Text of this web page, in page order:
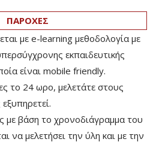
ΠΑΡΟΧΕΣ
με e-learning μεθοδολογία με
εκπαιδευτικής
είναι mobile friendly.
το 24 ωρο, μελετάτε στους
με βάση το χρονοδιάγραμμα του
να μελετήσει την ύλη και με την